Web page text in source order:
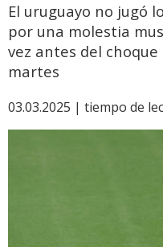
El uruguayo no jugó
por una molestia
vez antes del
martes
03.03.2025 | tiempo de